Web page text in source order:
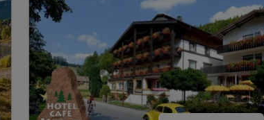
inkl. Entspannen in unserem Pool &
Wellnessbereich
inkl. kuscheliger Leih-Bademantel & Saunatuch
inkl. aktuelle Baiersbronner Wanderhimmelkarte
inkl. Wanderguide mit Tourenvorschlägen
inkl. Parkplatz am Hotel
inkl. WLAN